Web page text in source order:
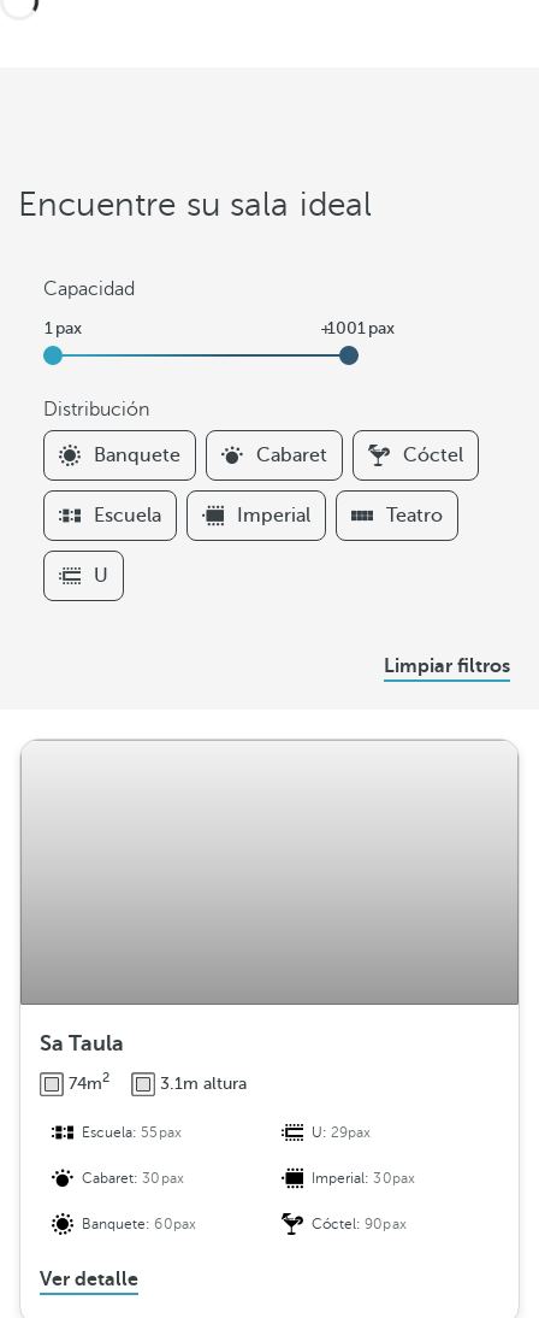
Encuentre su sala ideal
Capacidad
Distribución
F
i
l
t
e
r
Banquete Cabaret Cóctel
Escuela Imperial Teatro
U
Limpiar filtros
Sa Taula
74m2 3.1m altura
Escuela: 55pax U:29pax
Cabaret:30pax Imperial:30pax
Banquete:60pax Cóctel:90pax
Ver detalle